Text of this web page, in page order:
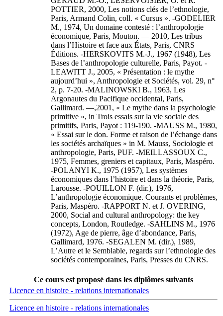
POTTIER, 2000, Les notions clés de l’ethnologie,
Paris, Armand Colin, coll. « Cursus ». -GODELIER
M., 1974, Un domaine contesté : l’anthropologie
économique, Paris, Mouton. ― 2010, Les tribus
dans l’Histoire et face aux États, Paris, CNRS
Éditions. -HERSKOVITS M.-J., 1967 (1948), Les
Bases de l’anthropologie culturelle, Paris, Payot. -
LEAWITT J., 2005, « Présentation : le mythe
aujourd’hui », Anthropologie et Sociétés, vol. 29, n°
2, p. 7-20. -MALINOWSKI B., 1963, Les
Argonautes du Pacifique occidental, Paris,
Gallimard. ―,2001, « Le mythe dans la psychologie
primitive », in Trois essais sur la vie sociale des
primitifs, Paris, Payot : 119-190. -MAUSS M., 1980,
« Essai sur le don. Forme et raison de l’échange dans
les sociétés archaïques » in M. Mauss, Sociologie et
anthropologie, Paris, PUF. -MEILLASSOUX C.,
1975, Femmes, greniers et capitaux, Paris, Maspéro.
-POLANYI K., 1975 (1957), Les systèmes
économiques dans l’histoire et dans la théorie, Paris,
Larousse. -POUILLON F. (dir.), 1976,
L’anthropologie économique. Courants et problèmes,
Paris, Maspéro. -RAPPORT N. et J. OVERING,
2000, Social and cultural anthropology: the key
concepts, London, Routledge. -SAHLINS M., 1976
(1972), Age de pierre, âge d’abondance, Paris,
Gallimard, 1976. -SEGALEN M. (dir.), 1989,
L’Autre et le Semblable, regards sur l’ethnologie des
sociétés contemporaines, Paris, Presses du CNRS.
Ce cours est proposé dans les diplômes suivants
Licence en histoire - relations internationales
Licence en histoire - relations internationales